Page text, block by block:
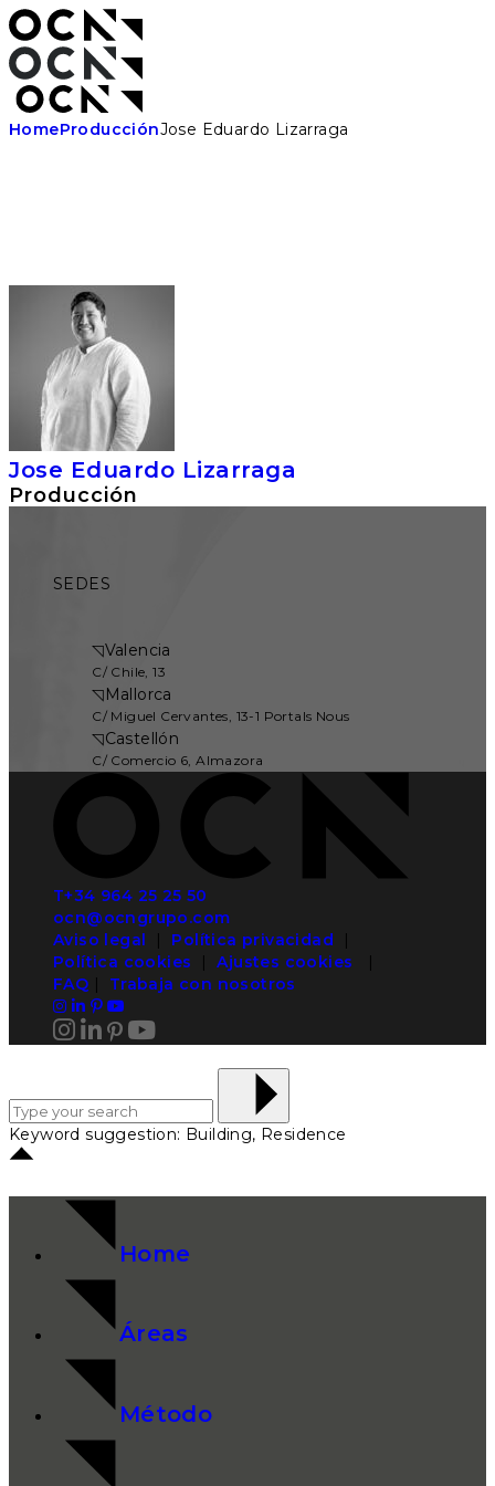
Skip
to
the
content
HomeProducciónJose Eduardo Lizarraga
Jose Eduardo Lizarraga
Producción
SEDES
◹Valencia
C/ Chile, 13
◹Mallorca
C/ Miguel Cervantes, 13-1 Portals Nous
◹Castellón
C/ Comercio 6, Almazora
T+34 964 25 25 50
ocn@ocngrupo.com
Aviso legal
Política privacidad
Política cookies |Ajustes cookies
FAQ
Trabaja con nosotros
Keyword suggestion: Building, Residence
Home
Áreas
Método